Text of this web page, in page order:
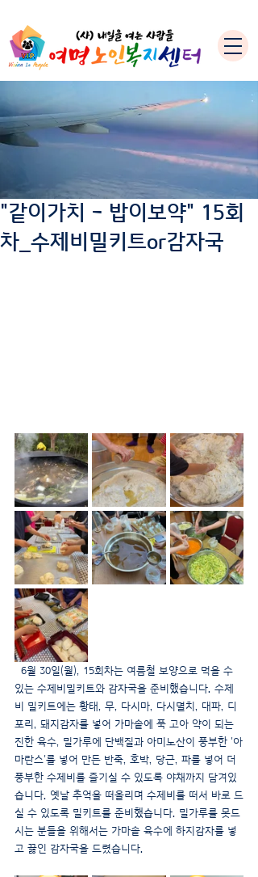
"같이가치 - 밥이보약" 15회
차_수제비밀키트or감자국
6월 30일(월), 15회차는 여름철 보양으로 먹을 수
있는 수제비밀키트와 감자국을 준비했습니다. 수제
비 밀키트에는 황태, 무, 다시마, 다시멸치, 대파, 디
포리, 돼지감자를 넣어 가마솥에 푹 고아 약이 되는
진한 육수, 밀가루에 단백질과 아미노산이 풍부한 '아
마란스'를 넣어 만든 반죽, 호박, 당근, 파를 넣어 더
풍부한 수제비를 즐기실 수 있도록 야채까지 담겨있
습니다. 옛날 추억을 떠올리며 수제비를 떠서 바로 드
실 수 있도록 밀키트를 준비했습니다. 밀가루를 못드
시는 분들을 위해서는 가마솥 육수에 하지감자를 넣
고 끓인 감자국을 드렸습니다.